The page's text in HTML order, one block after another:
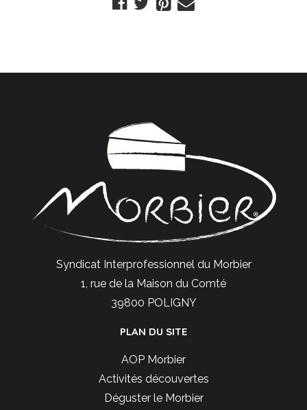
Syndicat Interprofessionnel du Morbier
1, rue de la Maison du Comté
39800 POLIGNY
PLAN DU SITE
AOP Morbier
Activités découvertes
Déguster le Morbier